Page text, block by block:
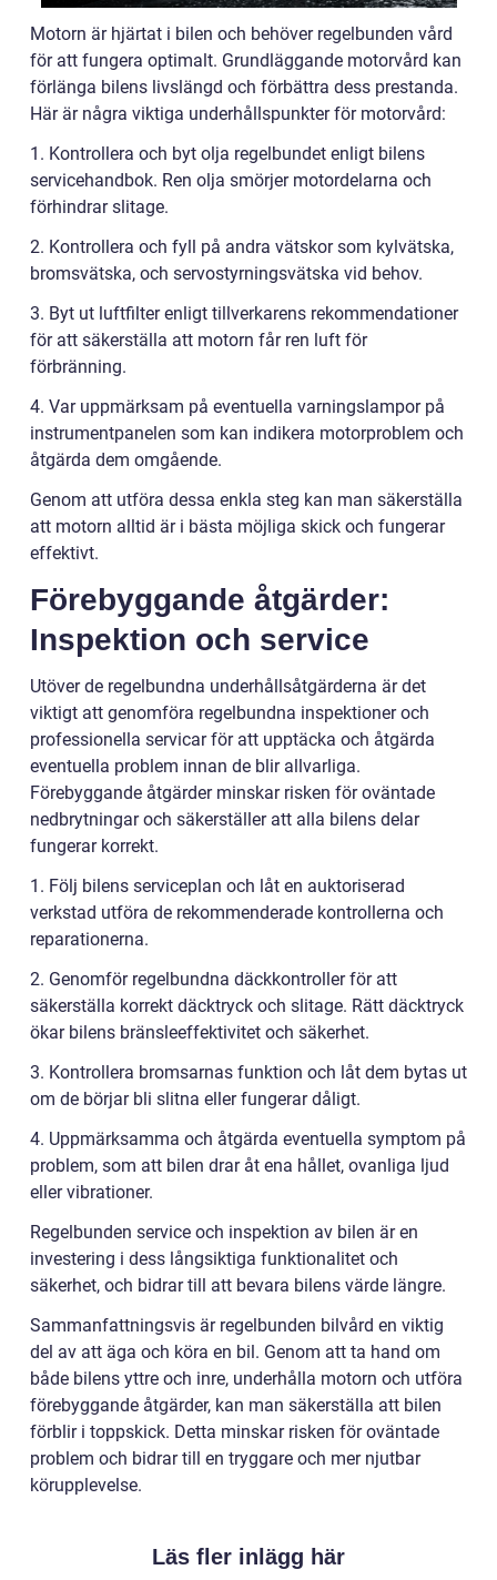
Motorn är hjärtat i bilen och behöver regelbunden vård
för att fungera optimalt. Grundläggande motorvård kan
förlänga bilens livslängd och förbättra dess prestanda.
Här är några viktiga underhållspunkter för motorvård:
1. Kontrollera och byt olja regelbundet enligt bilens
servicehandbok. Ren olja smörjer motordelarna och
förhindrar slitage.
2. Kontrollera och fyll på andra vätskor som kylvätska,
bromsvätska, och servostyrningsvätska vid behov.
3. Byt ut luftfilter enligt tillverkarens rekommendationer
för att säkerställa att motorn får ren luft för
förbränning.
4. Var uppmärksam på eventuella varningslampor på
instrumentpanelen som kan indikera motorproblem och
åtgärda dem omgående.
Genom att utföra dessa enkla steg kan man säkerställa
att motorn alltid är i bästa möjliga skick och fungerar
effektivt.
Förebyggande åtgärder:
Inspektion och service
Utöver de regelbundna underhållsåtgärderna är det
viktigt att genomföra regelbundna inspektioner och
professionella servicar för att upptäcka och åtgärda
eventuella problem innan de blir allvarliga.
Förebyggande åtgärder minskar risken för oväntade
nedbrytningar och säkerställer att alla bilens delar
fungerar korrekt.
1. Följ bilens serviceplan och låt en auktoriserad
verkstad utföra de rekommenderade kontrollerna och
reparationerna.
2. Genomför regelbundna däckkontroller för att
säkerställa korrekt däcktryck och slitage. Rätt däcktryck
ökar bilens bränsleeffektivitet och säkerhet.
3. Kontrollera bromsarnas funktion och låt dem bytas ut
om de börjar bli slitna eller fungerar dåligt.
4. Uppmärksamma och åtgärda eventuella symptom på
problem, som att bilen drar åt ena hållet, ovanliga ljud
eller vibrationer.
Regelbunden service och inspektion av bilen är en
investering i dess långsiktiga funktionalitet och
säkerhet, och bidrar till att bevara bilens värde längre.
Sammanfattningsvis är regelbunden bilvård en viktig
del av att äga och köra en bil. Genom att ta hand om
både bilens yttre och inre, underhålla motorn och utföra
förebyggande åtgärder, kan man säkerställa att bilen
förblir i toppskick. Detta minskar risken för oväntade
problem och bidrar till en tryggare och mer njutbar
körupplevelse.
Läs fler inlägg här